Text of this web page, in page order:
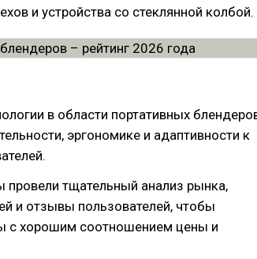
и устройства со стеклянной колбой.
в области портативных
эргономике и адаптивности к
тщательный анализ рынка,
и отзывы пользователей, чтобы
с хорошим соотношением цены и